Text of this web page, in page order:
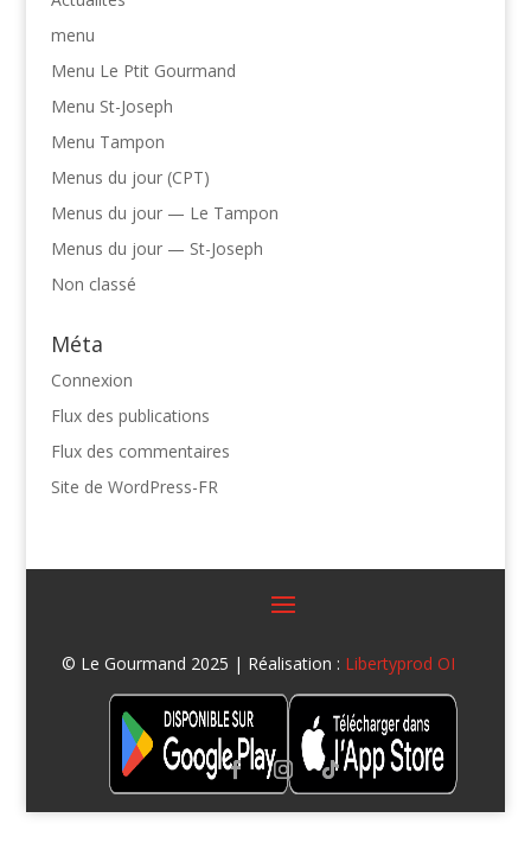
menu
Menu Le Ptit Gourmand
Menu St-Joseph
Menu Tampon
Menus du jour (CPT)
Menus du jour — Le Tampon
Menus du jour — St-Joseph
Non classé
Méta
Connexion
Flux des publications
Flux des commentaires
Site de WordPress-FR
© Le Gourmand 2025 | Réalisation : Libertyprod OI